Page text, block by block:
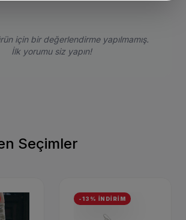
için bir değerlendirme yapılmamış.
İlk yorumu siz yapın!
Seçimler
-13% İNDİRİM